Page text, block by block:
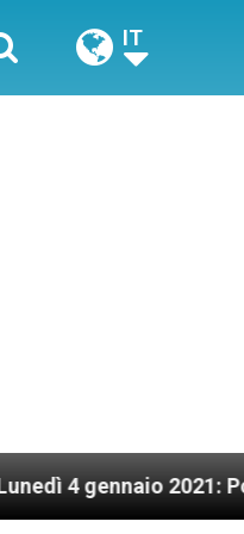
IT
2021: Possesso